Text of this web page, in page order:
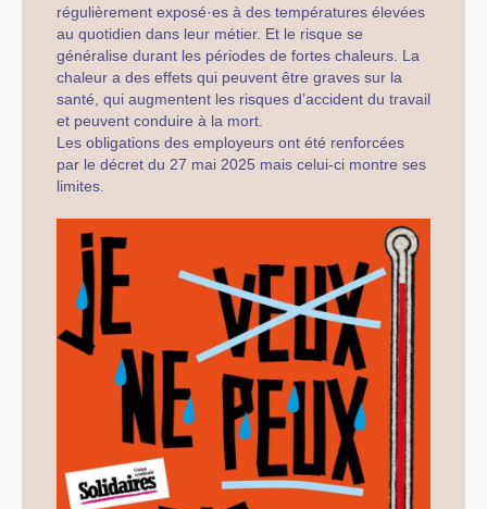
régulièrement exposé·es à des températures élevées
au quotidien dans leur métier. Et le risque se
généralise durant les périodes de fortes chaleurs. La
chaleur a des effets qui peuvent être graves sur la
santé, qui augmentent les risques d’accident du travail
et peuvent conduire à la mort.
Les obligations des employeurs ont été renforcées
par le décret du 27 mai 2025 mais celui-ci montre ses
limites.